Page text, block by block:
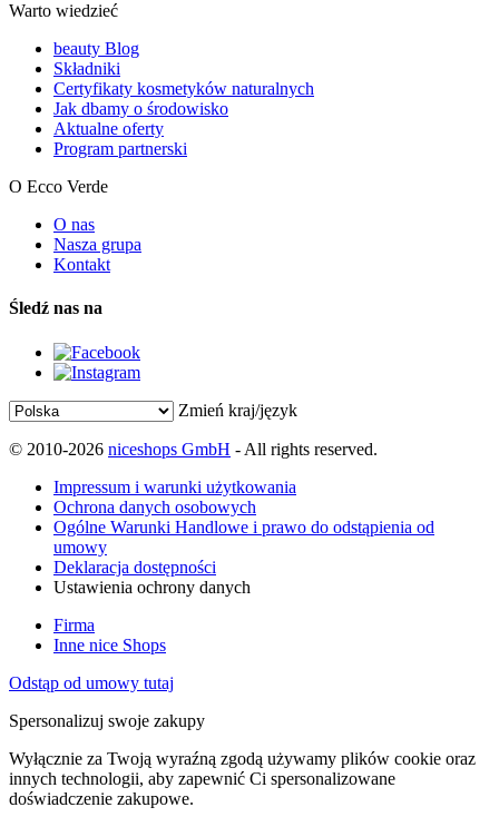
Warto wiedzieć
beauty Blog
Składniki
Certyfikaty kosmetyków naturalnych
Jak dbamy o środowisko
Aktualne oferty
Program partnerski
O Ecco Verde
O nas
Nasza grupa
Kontakt
Śledź nas na
Zmień kraj/język
© 2010-2026 niceshops GmbH - All rights reserved.
Impressum i warunki użytkowania
Ochrona danych osobowych
Ogólne Warunki Handlowe i prawo do odstąpienia od
umowy
Deklaracja dostępności
Ustawienia ochrony danych
Firma
Inne nice Shops
Odstąp od umowy tutaj
Spersonalizuj swoje zakupy
Wyłącznie za Twoją wyraźną zgodą używamy plików cookie oraz
innych technologii, aby zapewnić Ci spersonalizowane
doświadczenie zakupowe.